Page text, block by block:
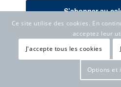
S’abonner au
Ce calendrier affiche les
les événements dont la SAF est
événements auxquelles la SAF
exemple, un stand), les
Ce site utilise des cookies. En
acceptez leur
J'accepte tous les cookies
Options et